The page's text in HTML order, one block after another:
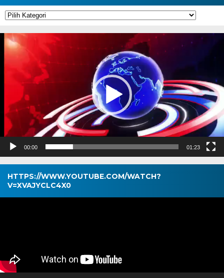
Kategori
Pemutar
Video
00:00 01:23
HTTPS://WWW.YOUTUBE.COM/WATCH?
V=XVAJYCLC4X0
Pemutar